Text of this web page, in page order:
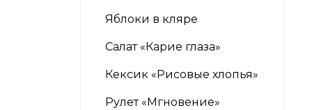
Яблоки в кляре
Салат «Карие глаза»
Кексик «Рисовые хлопья»
Рулет «Мгновение»